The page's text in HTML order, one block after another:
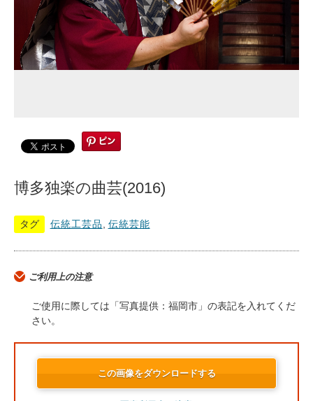
博多独楽の曲芸(2016)
タグ 伝統工芸品 伝統芸能
ご利用上の注意
ご使用に際しては「写真提供：福岡市」の表記を入れてくだ
さい。
この画像をダウンロードする